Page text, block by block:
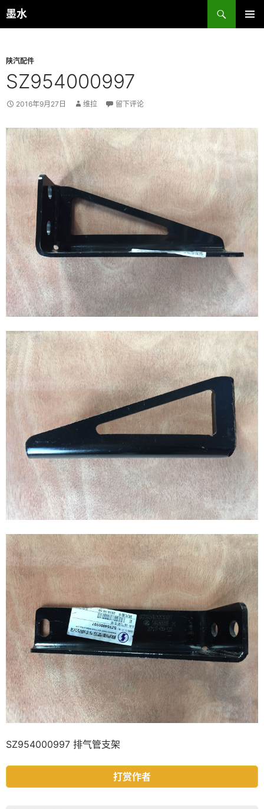
跳
至
墨水
搜
索
陕汽配件
SZ954000997
2016年9月27日 维拉 留下评论
SZ954000997 排气管支架
打赏作者